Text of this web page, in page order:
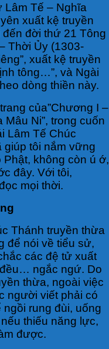
Tế – Nghĩa
xuất kệ truyền
đời thứ 21 Tông
Thời Ủy (1303-
xuất kệ truyền
tông…”, và Ngài
dòng thiền này.
của”Chương I –
Ni”, trong cuốn
Lâm Tế Chúc
giúp tôi nắm vững
không còn ú ớ,
đây. Với tôi,
mọi thời.
Thánh truyền thừa
để nói về tiểu sử,
các đệ tử xuất
ngắc ngứ. Do
thừa, ngoài việc
người viết phải có
rung đùi, uống
thiếu năng lực,
được.